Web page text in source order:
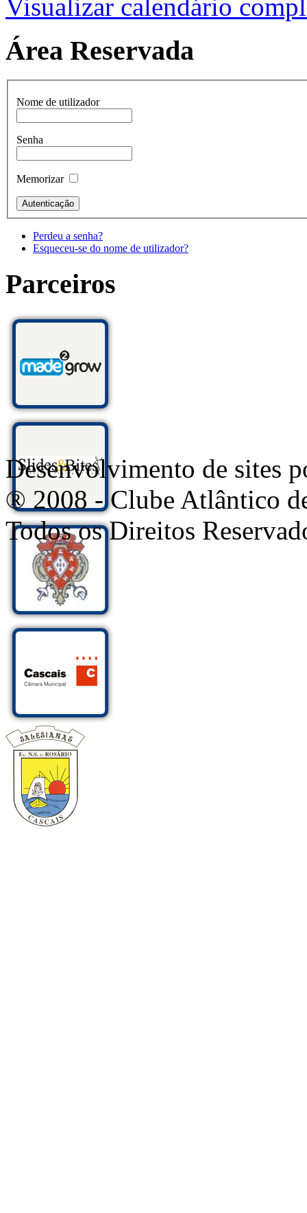
Visualizar calendário
Área Reservada
Nome de utilizador
Senha
Memorizar
Perdeu a senha?
Esqueceu-se do nome de utilizador?
Parceiros
Desenvolvimento de sites
® 2008 - Clube Atlântico
Todos os Direitos